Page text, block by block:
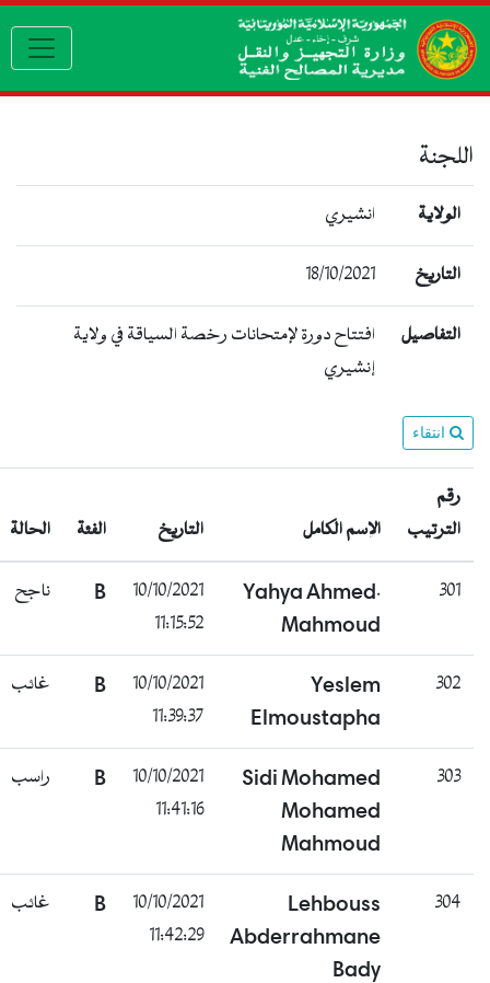
اللجنة
الولاية انشيري
التاريخ 18/10/2021
التفاصيل
افتتاح دورة لإمتحانات رخصة السياقة في ولاية
إنشيري
انتقاء
رقم
الترتيب
الإسم الكامل التاريخ الفئة الحالة
301
Yahya Ahmed.
Mahmoud
10/10/2021
11:15:52
B ناجح
302
Yeslem
Elmoustapha
10/10/2021
11:39:37
B غائب
303
Sidi Mohamed
Mohamed
Mahmoud
10/10/2021
11:41:16
B راسب
304
Lehbouss
Abderrahmane
Bady
10/10/2021
11:42:29
B غائب